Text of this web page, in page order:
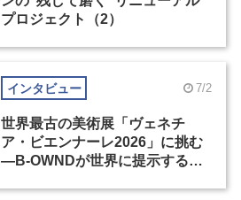
プロジェクト（2）
インタビュー 7/2
世界最古の美術展「ヴェネチ
ア・ビエンナーレ2026」に挑む
―B-OWNDが世界に提示する美